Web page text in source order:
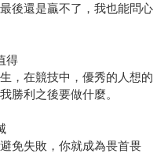
後還是贏不了，我也能問心
得
，在競技中，優秀的人想的
勝利之後要做什麼。
免失敗，你就成為畏首畏